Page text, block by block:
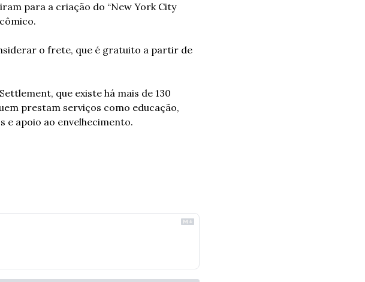
para a criação do “New York City
o frete, que é gratuito a partir de
que existe há mais de 130
prestam serviços como educação,
e apoio ao envelhecimento.